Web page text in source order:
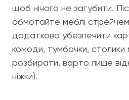
щоб нічого не загубити.
обмотайте меблі
додатково убезпечити
комоди, тумбочки,
розбирати, варто лише
ніжки).